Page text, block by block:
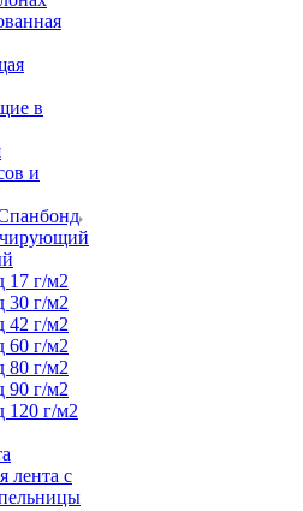
в
и
17 г/м2
30 г/м2
42 г/м2
60 г/м2
80 г/м2
90 г/м2
120 г/м2
лента с